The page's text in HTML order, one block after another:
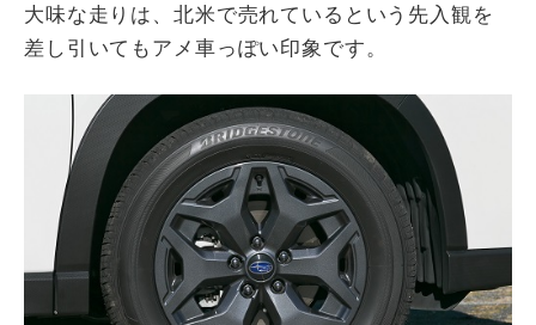
大味な走りは、北米で売れているという先入観を
差し引いてもアメ車っぽい印象です。